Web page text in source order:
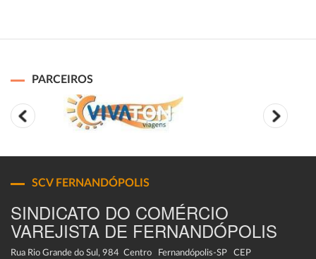
PARCEIROS
SCV FERNANDÓPOLIS
SINDICATO DO COMÉRCIO
VAREJISTA DE FERNANDÓPOLIS
Rua Rio Grande do Sul, 984 Centro Fernandópolis-SP CEP